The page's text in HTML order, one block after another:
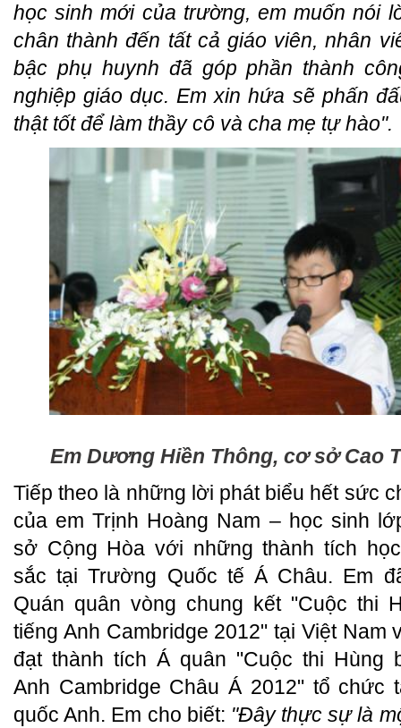
học sinh mới của trường, em muốn nói
chân thành đến tất cả giáo viên, nhân
bậc phụ huynh đã góp phần thành
nghiệp giáo dục. Em xin hứa sẽ phấn
thật tốt để làm thầy cô và cha mẹ tự hào".
Em Dương Hiền Thông, cơ sở Cao
Tiếp theo là những lời phát biểu hết sức
của em Trịnh Hoàng Nam – học sinh
sở Cộng Hòa với những thành tích
sắc tại Trường Quốc tế Á Châu. Em
Quán quân vòng chung kết "Cuộc thi
tiếng Anh Cambridge 2012" tại Việt Nam
đạt thành tích Á quân "Cuộc thi Hùng
Anh Cambridge Châu Á 2012" tổ chức
quốc Anh. Em cho biết: "Đây thực sự là